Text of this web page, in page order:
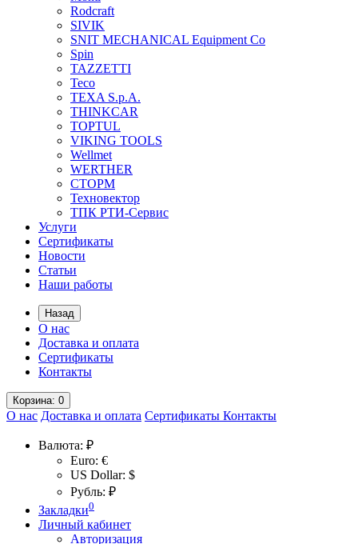
Rodcraft
SIVIK
SNIT MECHANICAL Equipment Co
Spin
TAZZETTI
Teco
TEXA S.p.A.
THINKCAR
TOPTUL
VIKING TOOLS
Wellmet
WERTHER
СТОРМ
Техновектор
ТПК РТИ-Сервис
Услуги
Сертификаты
Новости
Статьи
Наши работы
Назад
О нас
Доставка и оплата
Сертификаты
Контакты
Корзина: 0
О нас Доставка и оплата Сертификаты Контакты
Валюта: ₽
Euro: €
US Dollar: $
Рубль: ₽
Закладки0
Личный кабинет
Авторизация